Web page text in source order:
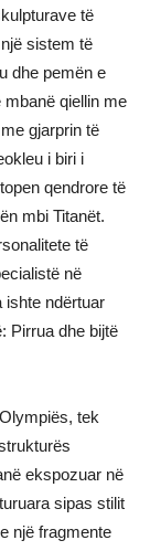
të
sistem të
dhe pemën e
qiellin me
gjarprin të
i biri i
qendrore të
mbi Titanët.
të
në
ishte ndërtuar
Pirrua dhe bijtë
tek
ekspozuar në
sipas stilit
një fragmente